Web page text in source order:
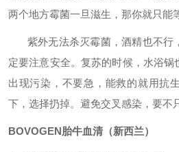
两个地方霉菌一旦滋生，那你就只能
紫外无法杀灭霉菌，酒精也不行
定要注意安全。复苏的时候，水浴锅
出现污染，不要急，能救的就用抗
下，选择扔掉。避免交叉感染，要不
BOVOGEN胎牛血清（新西兰）